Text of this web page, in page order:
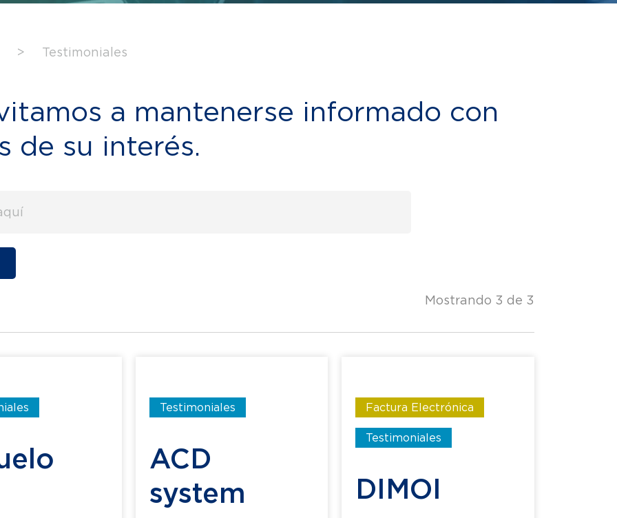
> Testimoniales
a mantenerse informado con
de su interés.
Mostrando 3 de 3
Testimoniales
ACD
system
Factura Electrónica
Testimoniales
DIMOI